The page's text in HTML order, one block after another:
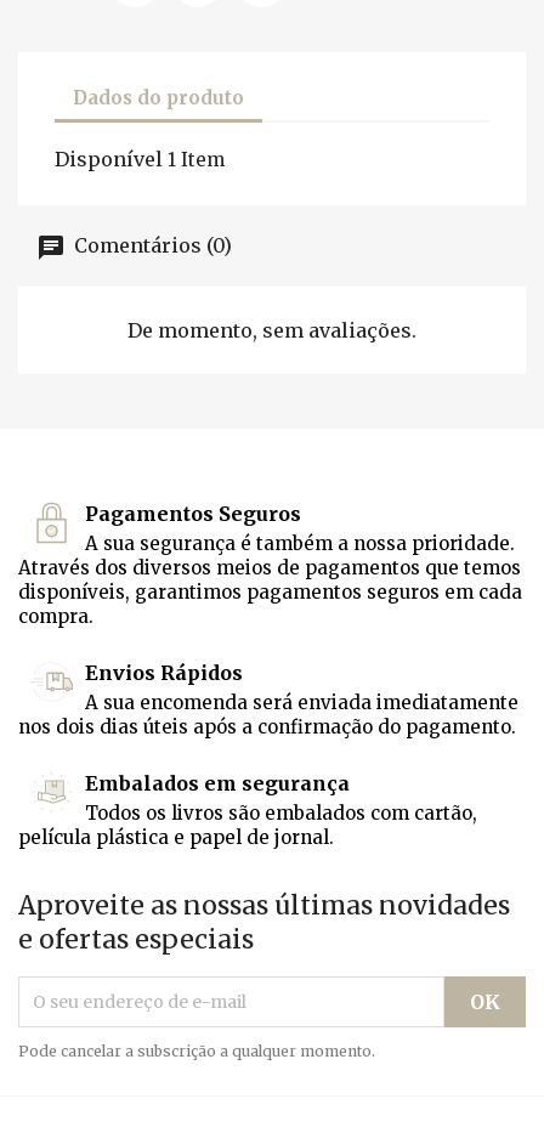
Dados do produto
Disponível 1 Item
Comentários (0)
De momento, sem avaliações.
Pagamentos Seguros
A sua segurança é também a nossa prioridade.
Através dos diversos meios de pagamentos que temos
disponíveis, garantimos pagamentos seguros em cada
compra.
Envios Rápidos
A sua encomenda será enviada imediatamente
nos dois dias úteis após a confirmação do pagamento.
Embalados em segurança
Todos os livros são embalados com cartão,
película plástica e papel de jornal.
Aproveite as nossas últimas novidades
e ofertas especiais
Pode cancelar a subscrição a qualquer momento.